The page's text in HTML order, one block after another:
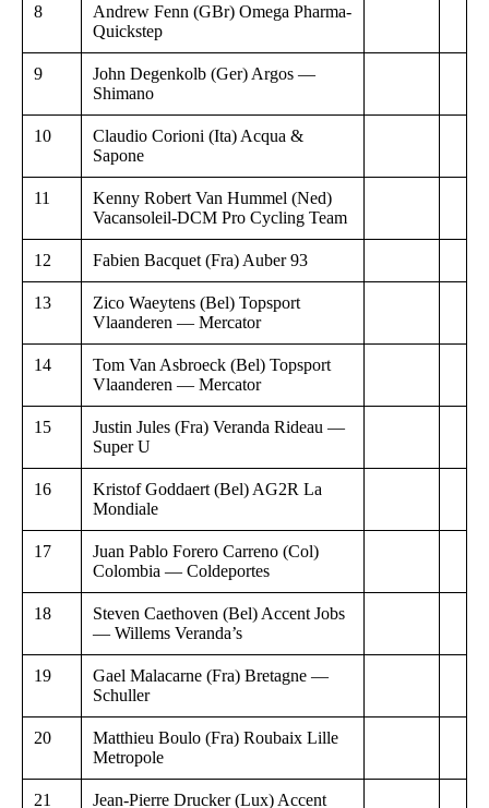
8
Andrew Fenn (GBr) Omega Pharma-
Quickstep
9
John Degenkolb (Ger) Argos —
Shimano
10
Claudio Corioni (Ita) Acqua &
Sapone
11
Kenny Robert Van Hummel (Ned)
Vacansoleil-DCM Pro Cycling Team
12 Fabien Bacquet (Fra) Auber 93
13
Zico Waeytens (Bel) Topsport
Vlaanderen — Mercator
14
Tom Van Asbroeck (Bel) Topsport
Vlaanderen — Mercator
15
Justin Jules (Fra) Veranda Rideau —
Super U
16
Kristof Goddaert (Bel) AG2R La
Mondiale
17
Juan Pablo Forero Carreno (Col)
Colombia — Coldeportes
18
Steven Caethoven (Bel) Accent Jobs
— Willems Veranda’s
19
Gael Malacarne (Fra) Bretagne —
Schuller
20
Matthieu Boulo (Fra) Roubaix Lille
Metropole
21 Jean-Pierre Drucker (Lux) Accent